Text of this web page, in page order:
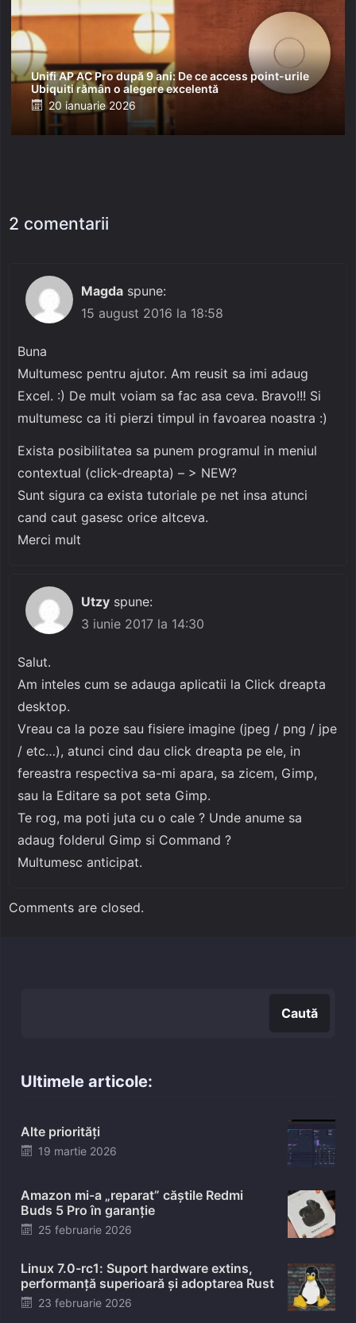
Unifi AP AC Pro după 9 ani: De ce access point-urile
Ubiquiti rămân o alegere excelentă
Posted
on
20 ianuarie 2026
2 comentarii
Magda spune:
15 august 2016 la 18:58
Buna
Multumesc pentru ajutor. Am reusit sa imi adaug
Excel. :) De mult voiam sa fac asa ceva. Bravo!!! Si
multumesc ca iti pierzi timpul in favoarea noastra :)
Exista posibilitatea sa punem programul in meniul
contextual (click-dreapta) – > NEW?
Sunt sigura ca exista tutoriale pe net insa atunci
cand caut gasesc orice altceva.
Merci mult
Utzy spune:
3 iunie 2017 la 14:30
Salut.
Am inteles cum se adauga aplicatii la Click dreapta
desktop.
Vreau ca la poze sau fisiere imagine (jpeg / png / jpe
/ etc…), atunci cind dau click dreapta pe ele, in
fereastra respectiva sa-mi apara, sa zicem, Gimp,
sau la Editare sa pot seta Gimp.
Te rog, ma poti juta cu o cale ? Unde anume sa
adaug folderul Gimp si Command ?
Multumesc anticipat.
Comments are closed.
Caută
Ultimele articole:
Alte priorități
Posted
19 martie 2026
Amazon mi-a „reparat” căștile Redmi
Buds 5 Pro în garanție
Posted
25 februarie 2026
Linux 7.0-rc1: Suport hardware extins,
performanță superioară și adoptarea Rust
Posted
23 februarie 2026